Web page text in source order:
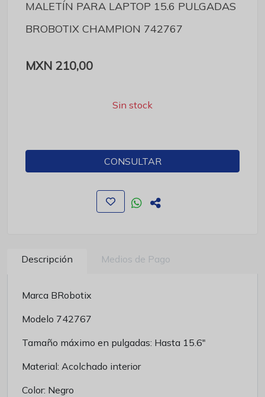
MALETÍN PARA LAPTOP 15.6 PULGADAS
BROBOTIX CHAMPION 742767
MXN 210,00
Sin stock
CONSULTAR
Descripción Medios de Pago
Marca BRobotix
Modelo 742767
Tamaño máximo en pulgadas: Hasta 15.6"
Material: Acolchado interior
Color: Negro